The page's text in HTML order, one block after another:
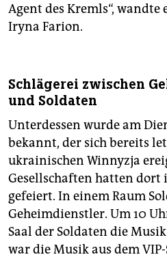
Agent des Kremls“,
Iryna Farion.
Schlägerei zwischen
und Soldaten
Unterdessen wurde am
bekannt, der sich bereits
ukra­inischen Winnyzja
Gesellschaften hatten dort
gefeiert. In einem Raum
Geheimdienstler. Um 10
Saal der Soldaten die
war die Musik aus dem